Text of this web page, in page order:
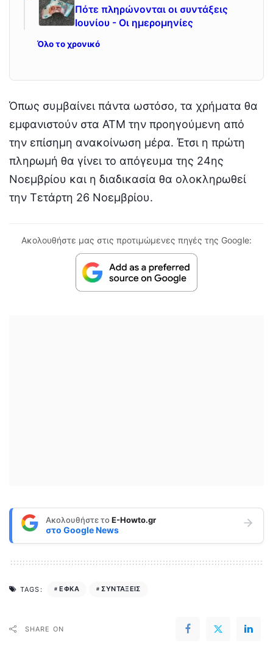
Πότε πληρώνονται οι συντάξεις
Ιουνίου - Οι ημερομηνίες
Όλο το χρονικό
Όπως συμβαίνει πάντα ωστόσο, τα χρήματα θα
εμφανιστούν στα ΑΤΜ την προηγούμενη από
την επίσημη ανακοίνωση μέρα. Έτσι η πρώτη
πληρωμή θα γίνει το απόγευμα της 24ης
Νοεμβρίου και η διαδικασία θα ολοκληρωθεί
την Τετάρτη 26 Νοεμβρίου.
Ακολουθήστε μας στις προτιμώμενες πηγές της Google:
Ακολουθήστε τοE-Howto.gr
στο Google News
TAGS: ΕΦΚΑ ΣΥΝΤΑΞΕΙΣ
SHARE ON